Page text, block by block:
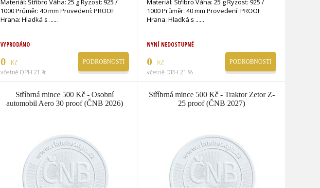
Materiál: Stříbro Váha: 25 g Ryzost: 925 /
1000 Průměr: 40 mm Provedení: PROOF
Hrana: Hladká s ...
VYPRODÁNO
0 Kč
včetně DPH 21 %
PODROBNOSTI
Materiál: Stříbro Váha: 25 g Ryzost: 925 /
1000 Průměr: 40 mm Provedení: PROOF
Hrana: Hladká s ...
NYNÍ NEDOSTUPNÉ
0 Kč
včetně DPH 21 %
PODROBNOSTI
Stříbrná mince 500 Kč - Osobní
automobil Aero 30 proof (ČNB 2026)
Stříbrná mince 500 Kč - Traktor Zetor Z-
25 proof (ČNB 2027)